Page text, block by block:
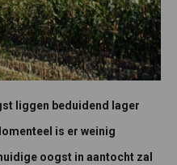
liggen beduidend lager
is er weinig
oogst in aantocht zal